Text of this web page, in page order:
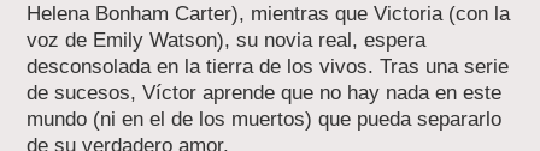
Helena Bonham Carter), mientras que Victoria (con la
voz de Emily Watson), su novia real, espera
desconsolada en la tierra de los vivos. Tras una serie
de sucesos, Víctor aprende que no hay nada en este
mundo (ni en el de los muertos) que pueda separarlo
de su verdadero amor.